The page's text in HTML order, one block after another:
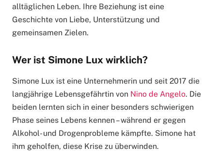
alltäglichen Leben. Ihre Beziehung ist eine
Geschichte von Liebe, Unterstützung und
gemeinsamen Zielen.
Wer ist Simone Lux wirklich?
Simone Lux ist eine Unternehmerin und seit 2017 die
langjährige Lebensgefährtin von Nino de Angelo. Die
beiden lernten sich in einer besonders schwierigen
Phase seines Lebens kennen – während er gegen
Alkohol- und Drogenprobleme kämpfte. Simone hat
ihm geholfen, diese Krise zu überwinden.